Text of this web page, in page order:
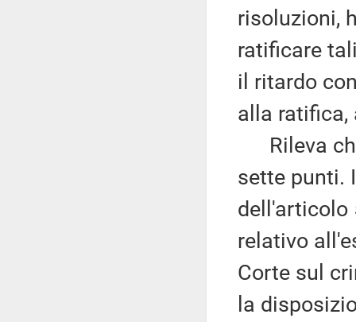
risoluzioni,
ratificare
il ritardo
alla ratifica,
Rileva
sette punti.
dell'articolo
relativo
Corte sul
la